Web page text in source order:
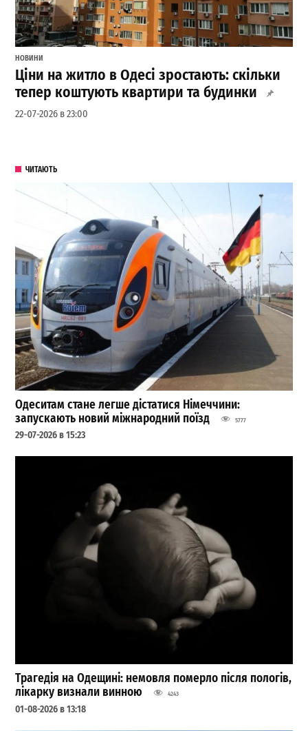
НОВИНИ
Ціни на житло в Одесі зростають: скільки
тепер коштують квартири та будинки
22-07-2026 в 23:00
ЧИТАЮТЬ
Одеситам стане легше дістатися Німеччини:
запускають новий міжнародний поїзд
5777
29-07-2026 в 15:23
Трагедія на Одещині: немовля померло після пологів,
лікарку визнали винною
4243
01-08-2026 в 13:18